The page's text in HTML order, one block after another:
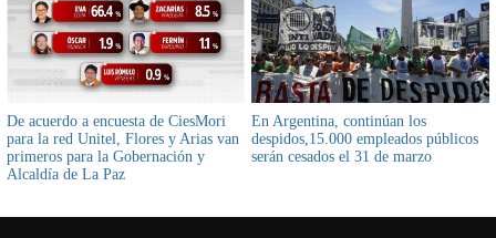
De acuerdo a encuesta de CiesMori
para la red Unitel, Flores y Arias van
primeros para la Gobernación y
Alcaldía de La Paz
En Argentina, continúan los
despidos,15.000 empleados públicos
serán cesados el 31 de marzo